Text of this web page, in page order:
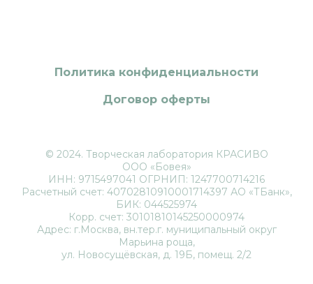
Политика конфиденциальности
Договор оферты
© 2024. Творческая лаборатория КРАСИВО
ООО «Бовея»
ИНН: 9715497041 ОГРНИП: 1247700714216
Расчетный счет: 40702810910001714397 АО «ТБанк»,
БИК: 044525974
Корр. счет: 30101810145250000974
Адрес: г.Москва, вн.тер.г. муниципальный округ
Марьина роща,
ул. Новосущёвская, д. 19Б, помещ. 2/2